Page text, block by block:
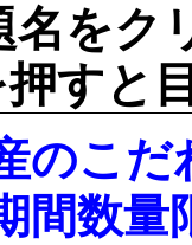
名を
すと
のこ
間数量